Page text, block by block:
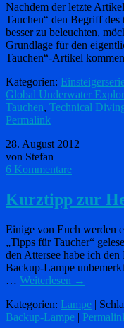
Nachdem der letzte
Tauchen“ den Begriff des
besser zu beleuchten,
Grundlage für den
Tauchen“-Artikel
Kategorien:
Global Underwater
Tauchen, Technical
Permalink
28. August 2012
von Stefan
6 Kommentare
Kurztipp zur
Einige von Euch werden
„Tipps für Taucher“
den Attersee habe ich
Backup-Lampe
… Weiterlesen →
Kategorien: Lampe |
Backup-Lampe |